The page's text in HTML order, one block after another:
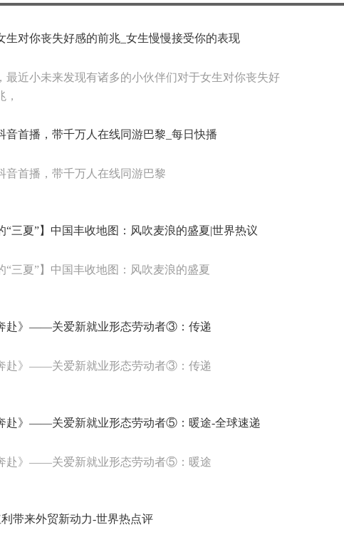
生对你丧失好感的前兆_女生慢慢接受你的表现
最近小未来发现有诸多的小伙伴们对于女生对你丧失好
，
音首播，带千万人在线同游巴黎_每日快播
音首播，带千万人在线同游巴黎
“三夏”】中国丰收地图：风吹麦浪的盛夏|世界热议
“三夏”】中国丰收地图：风吹麦浪的盛夏
赴》——关爱新就业形态劳动者③：传递
赴》——关爱新就业形态劳动者③：传递
赴》——关爱新就业形态劳动者⑤：暖途-全球速递
赴》——关爱新就业形态劳动者⑤：暖途
利带来外贸新动力-世界热点评